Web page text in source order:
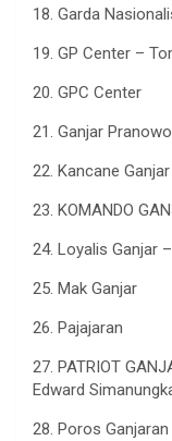
18. Garda
19. GP Center –
20. GPC Center
21. Ganjar
22. Kancane Ganjar
23. KOMANDO
24. Loyalis Ganjar
25. Mak Ganjar
26. Pajajaran
27. PATRIOT
Edward
28. Poros Ganjaran